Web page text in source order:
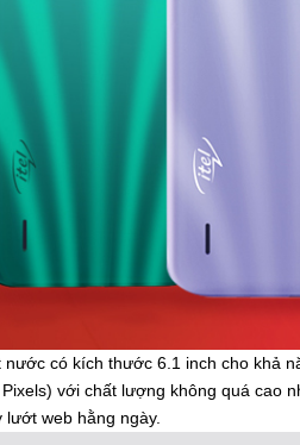
có kích thước 6.1 inch cho khả
với chất lượng không quá cao
web hằng ngày.